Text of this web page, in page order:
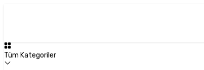
Tüm Kategoriler